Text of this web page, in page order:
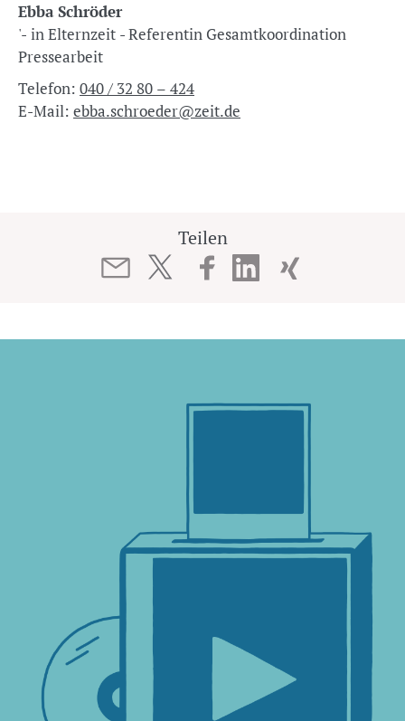
Ebba Schröder
'- in Elternzeit - Referentin Gesamtkoordination
Pressearbeit
Telefon: 040 / 32 80 – 424
E-Mail: ebba.schroeder@zeit.de
Teilen